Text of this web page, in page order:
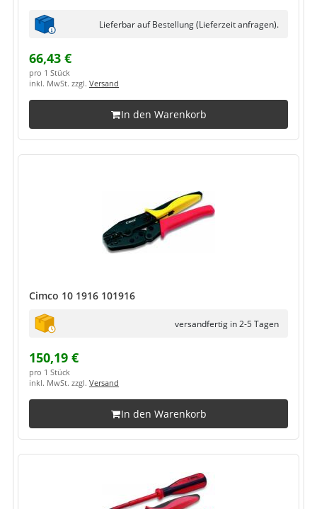
Lieferbar auf Bestellung (Lieferzeit anfragen).
66,43 €
pro 1 Stück
inkl. MwSt. zzgl. Versand
In den Warenkorb
Cimco 10 1916 101916
versandfertig in 2-5 Tagen
150,19 €
pro 1 Stück
inkl. MwSt. zzgl. Versand
In den Warenkorb